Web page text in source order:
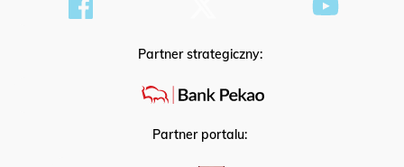
Partner strategiczny:
Partner portalu: